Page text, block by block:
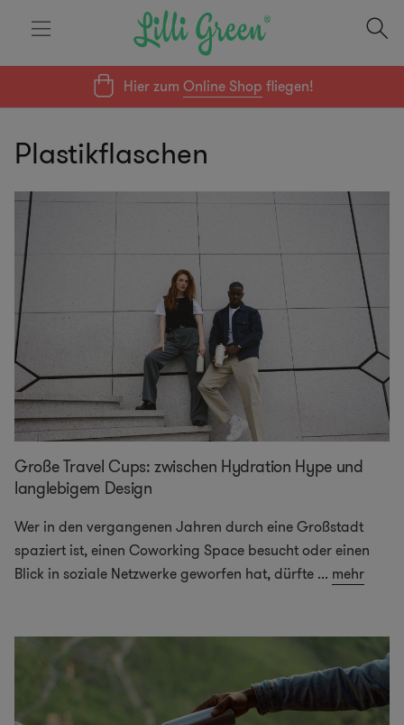
Hier zumOnline Shop fliegen!
Plastikflaschen
Große Travel Cups: zwischen Hydration Hype und
langlebigem Design
Wer in den vergangenen Jahren durch eine Großstadt
spaziert ist, einen Coworking Space besucht oder einen
Blick in soziale Netzwerke geworfen hat, dürfte ... mehr